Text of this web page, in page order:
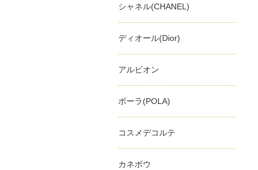
シャネル(CHANEL)
ディオール(Dior)
アルビオン
ポーラ(POLA)
コスメデコルテ
カネボウ